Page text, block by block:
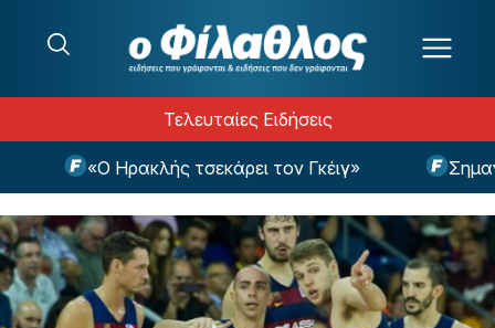
Τελευταίες Ειδήσεις
«Ο Ηρακλής τσεκάρει τον Γκέιγ»